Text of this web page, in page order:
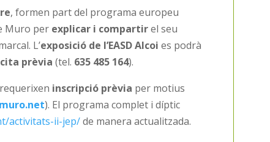
, formen part del programa europeu
Muro per explicar i compartirel seu
L’exposició de l’EASD Alcoi es podrà
prèvia (tel. 635 485 164).
inscripció prèvia per motius
). El programa complet i díptic
activitats-ii-jep/de manera actualitzada.